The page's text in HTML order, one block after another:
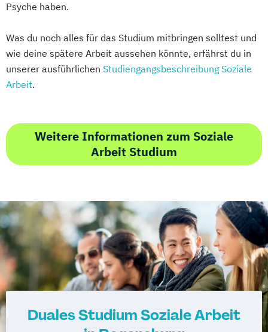
Psyche haben.
Was du noch alles für das Studium mitbringen solltest und
wie deine spätere Arbeit aussehen könnte, erfährst du in
unserer ausführlichen Studiengangsbeschreibung Soziale
Arbeit.
Weitere Informationen zum Soziale
Arbeit Studium
Duales Studium Soziale Arbeit